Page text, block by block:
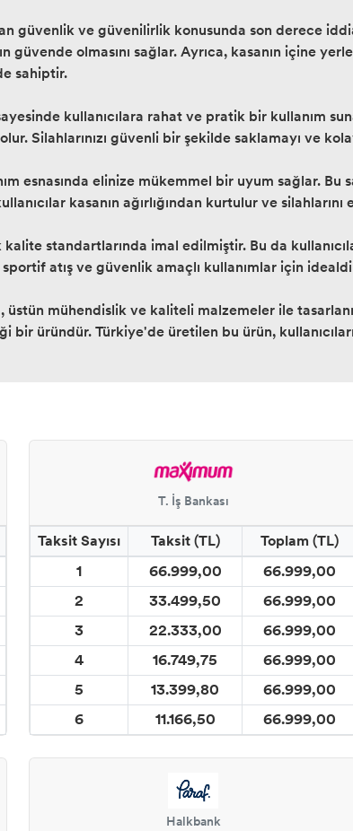
güvenlik ve güvenilirlik konusunda son derece
güvende olmasını sağlar. Ayrıca, kasanın içine
sahiptir.
kullanıcılara rahat ve pratik bir kullanım
Silahlarınızı güvenli bir şekilde saklamayı ve
esnasında elinize mükemmel bir uyum sağlar.
kasanın ağırlığından kurtulur ve
standartlarında imal edilmiştir. Bu da
sportif atış ve güvenlik amaçlı kullanımlar için
mühendislik ve kaliteli malzemeler ile
bir üründür. Türkiye'de üretilen bu ürün,
T. İş Bankası
Taksit Sayısı Taksit (TL)
Toplam (TL)
1
66.999,00
66.999,00
2
33.499,50
66.999,00
3
22.333,00
66.999,00
4
16.749,75
66.999,00
5
13.399,80
66.999,00
6
11.166,50 66.999,00
Halkbank